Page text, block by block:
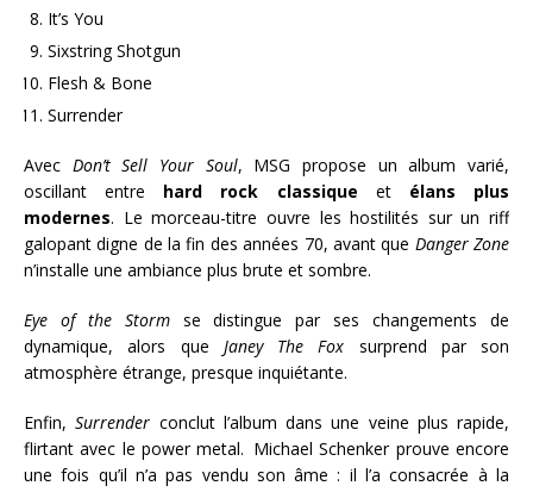
It’s You
Sixstring Shotgun
Flesh & Bone
Surrender
Avec Don’t Sell Your Soul, MSG propose un album varié,
oscillant entre hard rock classique et élans plus
modernes. Le morceau-titre ouvre les hostilités sur un riff
galopant digne de la fin des années 70, avant que Danger Zone
n’installe une ambiance plus brute et sombre.
Eye of the Stormse distingue par ses changements de
dynamique, alors que Janey The Fox surprend par son
atmosphère étrange, presque inquiétante.
Enfin,Surrender conclut l’album dans une veine plus rapide,
flirtant avec le power metal. Michael Schenker prouve encore
une fois qu’il n’a pas vendu son âme : il l’a consacrée à la